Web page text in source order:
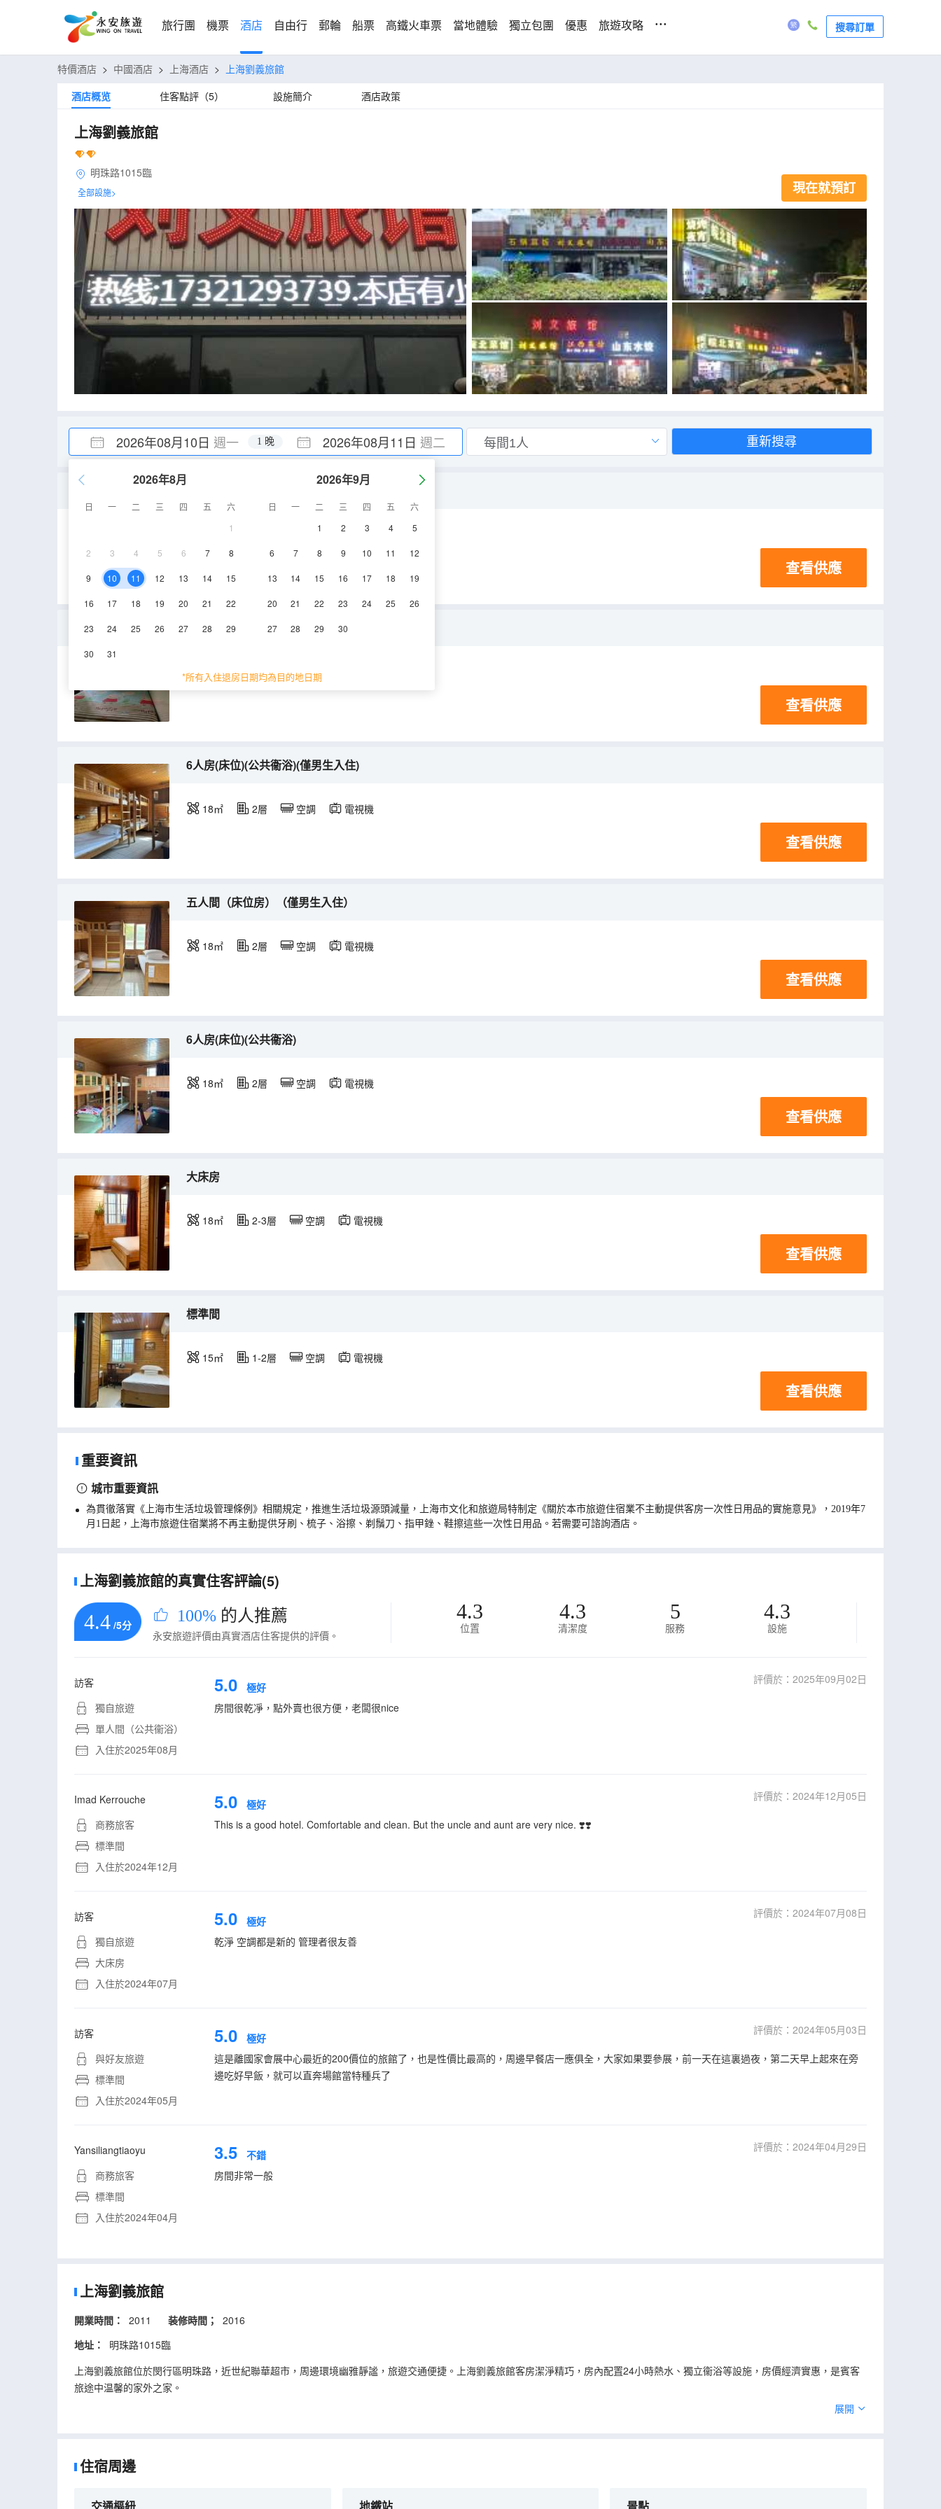
旅行團 機票 酒店 自由行 郵輪 船票 高鐵火車票 當地體驗 獨立包團 優惠 旅遊攻略 ... 搜尋訂單
特價酒店 > 中國酒店 > 上海酒店 >
上海劉義旅館
酒店概览
住客點評（5） 設施簡介 酒店政策
上海劉義旅館
明珠路1015臨
全部設施> 現在就預訂
2026年08月10日 週一 2026年08月11日 週二
1 晚
2026年8月
日 一 二 三 四 五
六
1
2 3 4 5 6 7 8
9 10 11 12 13 14 15
16 17 18 19 20 21 22
23 24 25 26 27 28 29
30 31
2026年9月
日 一 二 三 四 五
六
1
2 3 4 5
6 7 8 9 10 11 12
13 14 15 16 17 18 19
20 21 22 23 24 25 26
27 28 29 30
*所有入住退房日期均為目的地日期
重新搜尋
16-18㎡ 空調 電視機
查看供應
單人間(公共衞浴)
14㎡ 2層 空調
查看供應
6人房(床位)(公共衞浴)(僅男生入住)
18㎡ 2層 空調 電視機
查看供應
五人間（床位房）（僅男生入住）
18㎡ 2層 空調 電視機
查看供應
6人房(床位)(公共衞浴)
18㎡ 2層 空調 電視機
查看供應
大床房
18㎡ 2-3層 空調 電視機
查看供應
標準間
15㎡ 1-2層 空調 電視機
查看供應
重要資訊
城市重要資訊
為貫徹落實《上海市生活垃圾管理條例》相關規定，推進生活垃圾源頭減量，上海市文化和旅遊局特制定《關於本市旅遊住宿業不主動提供客房一次性日用品的實施意見》，2019年7
月1日起，上海市旅遊住宿業將不再主動提供牙刷、梳子、浴擦、剃鬚刀、指甲銼、鞋擦這些一次性日用品。若需要可諮詢酒店。
上海劉義旅館的真實住客評論(5)
4.4 /5分 100% 的人推薦
永安旅遊評價由真實酒店住客提供的評價。
4.3
位置
4.3
清潔度
5
服務
4.3
設施
訪客
獨自旅遊
單人間（公共衞浴）
入住於2025年08月
5.0 極好
評價於：2025年09月02日
房間很乾凈，點外賣也很方便，老闆很nice
Imad Kerrouche
商務旅客
標準間
入住於2024年12月
5.0 極好
評價於：2024年12月05日
This is a good hotel. Comfortable and clean. But the uncle and aunt are very nice. ❣️❣️
訪客
獨自旅遊
大床房
入住於2024年07月
5.0 極好
評價於：2024年07月08日
乾淨 空調都是新的 管理者很友善
訪客
與好友旅遊
標準間
入住於2024年05月
5.0 極好
評價於：2024年05月03日
這是離國家會展中心最近的200價位的旅館了，也是性價比最高的，周邊早餐店一應俱全，大家如果要參展，前一天在這裏過夜，第二天早上起來在旁
邊吃好早飯，就可以直奔場館當特種兵了
Yansiliangtiaoyu
商務旅客
標準間
入住於2024年04月
3.5 不錯
評價於：2024年04月29日
房間非常一般
上海劉義旅館
開業時間： 2011 装修時間；
2016
地址：
明珠路1015臨
上海劉義旅館位於閔行區明珠路，近世紀聯華超市，周邊環境幽雅靜謐，旅遊交通便捷。上海劉義旅館客房潔淨精巧，房內配置24小時熱水、獨立衞浴等設施，房價經濟實惠，是賓客
旅途中温馨的家外之家。
展開
住宿周邊
交通樞紐 地鐵站 景點